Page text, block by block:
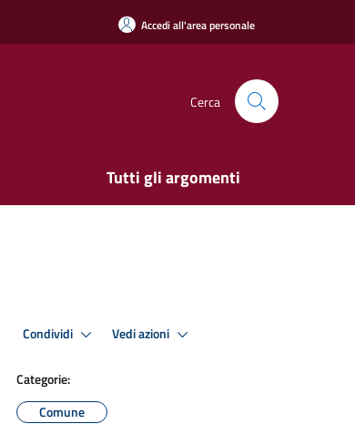
Accedi all'area personale
Cerca
Tutti gli argomenti
Condividi Vedi azioni
Categorie:
Comune